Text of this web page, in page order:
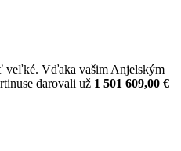
veľké. Vďaka vašim Anjelským
darovali už 1 501 609,00 €